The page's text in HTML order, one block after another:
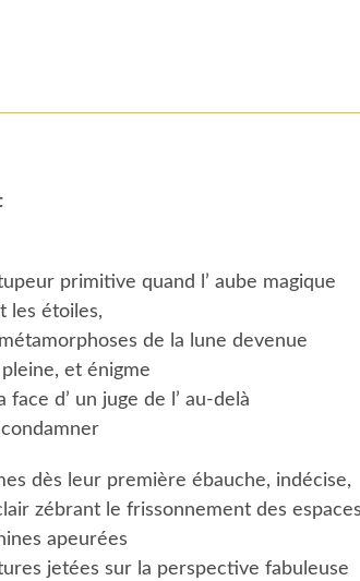
primitive quand l’ aube magique
les étoiles,
de la lune devenue
et énigme
face d’ un juge de l’ au-delà
dès leur première ébauche, indécise,
zébrant le frissonnement des espaces
apeurées
jetées sur la perspective fabuleuse